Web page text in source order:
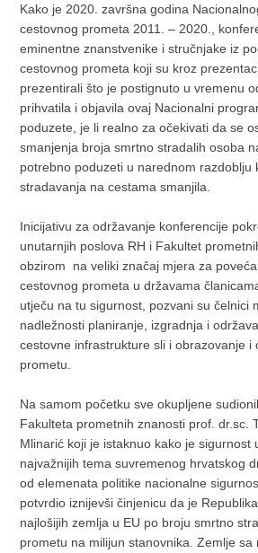
Kako je 2020. završna godina
cestovnog prometa 2011. – 2020.,
eminentne znanstvenike i stručnjake iz
cestovnog prometa koji su kroz
prezentirali što je postignuto u vremenu
prihvatila i objavila ovaj Nacionalni
poduzete, je li realno za očekivati da se
smanjenja broja smrtno stradalih osoba
potrebno poduzeti u narednom razdoblju
stradavanja na cestama smanjila.
Inicijativu za održavanje konferencije
unutarnjih poslova RH i Fakultet
obzirom na veliki značaj mjera za
cestovnog prometa u državama
utječu na tu sigurnost, pozvani su čelnici
nadležnosti planiranje, izgradnja i
cestovne infrastrukture sli i obrazovanje i
prometu.
Na samom početku sve okupljene
Fakulteta prometnih znanosti prof. dr.sc.
Mlinarić koji je istaknuo kako je sigurnost
najvažnijih tema suvremenog hrvatskog
od elemenata politike nacionalne
potvrdio iznijevši činjenicu da je
najlošijih zemlja u EU po broju smrtno
prometu na milijun stanovnika. Zemlje sa